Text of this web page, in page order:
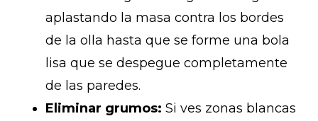
aplastando la masa contra los bordes
de la olla hasta que se forme una bola
lisa que se despegue completamente
de las paredes.
Eliminar grumos: Si ves zonas blancas